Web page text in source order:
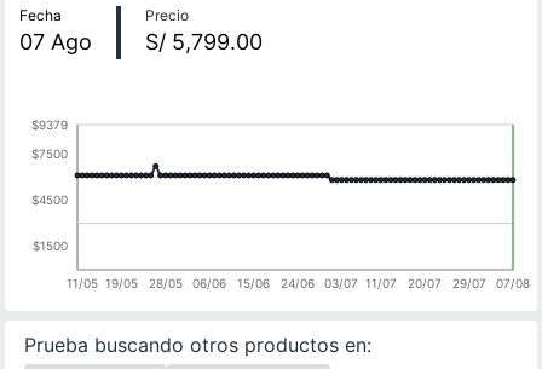
Fecha
07 Ago
Precio
S/ 5,799.00
11/05 19/05 28/05 06/06 15/06 24/06 03/07 11/07 20/07 29/07 07/08
$1500
$4500
$7500
$9379
Prueba buscando otros productos en: